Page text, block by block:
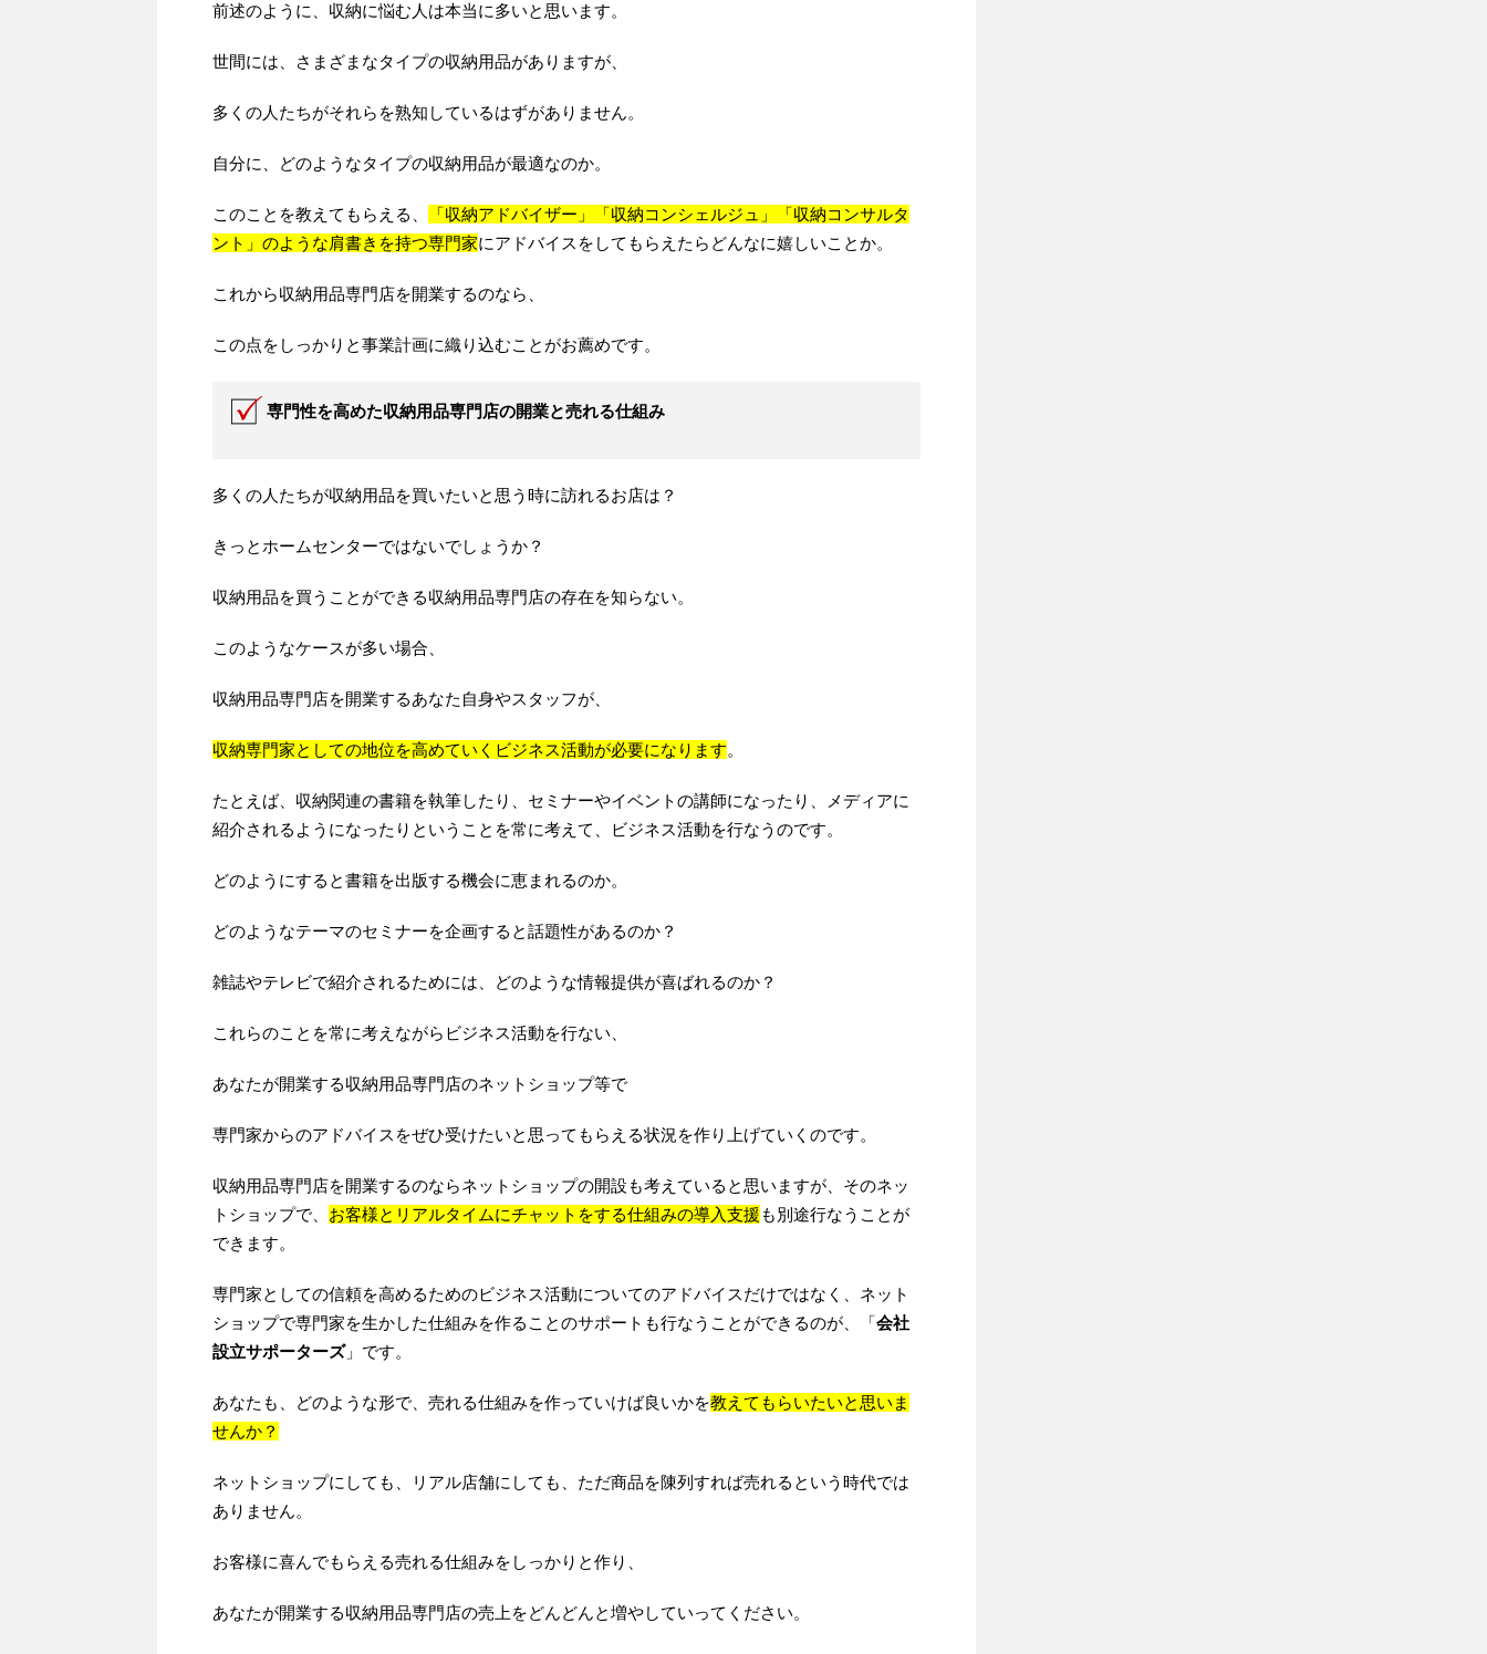
前述のように、収納に悩む人は本当に多いと思います。
世間には、さまざまなタイプの収納用品がありますが、
多くの人たちがそれらを熟知しているはずがありません。
自分に、どのようなタイプの収納用品が最適なのか。
このことを教えてもらえる、
「収納アドバイザー」「収納コンシェルジュ」「収納コンサルタ
ント」のような肩書きを持つ専門家にアドバイスをしてもらえたらどんなに嬉しいことか。
これから収納用品専門店を開業するのなら、
この点をしっかりと事業計画に織り込むことがお薦めです。
専門性を高めた収納用品専門店の開業と売れる仕組み
多くの人たちが収納用品を買いたいと思う時に訪れるお店は？
きっとホームセンターではないでしょうか？
収納用品を買うことができる収納用品専門店の存在を知らない。
このようなケースが多い場合、
収納用品専門店を開業するあなた自身やスタッフが、
収納専門家としての地位を高めていくビジネス活動が必要になります。
たとえば、収納関連の書籍を執筆したり、セミナーやイベントの講師になったり、メディアに
紹介されるようになったりということを常に考えて、ビジネス活動を行なうのです。
どのようにすると書籍を出版する機会に恵まれるのか。
どのようなテーマのセミナーを企画すると話題性があるのか？
雑誌やテレビで紹介されるためには、どのような情報提供が喜ばれるのか？
これらのことを常に考えながらビジネス活動を行ない、
あなたが開業する収納用品専門店のネットショップ等で
専門家からのアドバイスをぜひ受けたいと思ってもらえる状況を作り上げていくのです。
収納用品専門店を開業するのならネットショップの開設も考えていると思いますが、そのネッ
トショップで、 お客様とリアルタイムにチャットをする仕組みの導入支援も別途行なうことが
できます。
専門家としての信頼を高めるためのビジネス活動についてのアドバイスだけではなく、ネット
ショップで専門家を生かした仕組みを作ることのサポートも行なうことができるのが、「会社
設立サポーターズ」です。
あなたも、どのような形で、売れる仕組みを作っていけば良いかを教えてもらいたいと思いま
せんか？
ネットショップにしても、リアル店舗にしても、ただ商品を陳列すれば売れるという時代では
ありません。
お客様に喜んでもらえる売れる仕組みをしっかりと作り、
あなたが開業する収納用品専門店の売上をどんどんと増やしていってください。